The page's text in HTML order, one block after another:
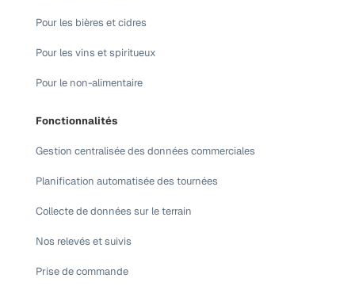
Pour les bières et cidres
Pour les vins et spiritueux
Pour le non-alimentaire
Gestion centralisée des données commerciales
Planification automatisée des tournées
Collecte de données sur le terrain
Nos relevés et suivis
Prise de commande
Fonctionnalités